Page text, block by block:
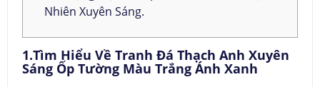
Nhiên Xuyên Sáng.
1.Tìm Hiểu Về Tranh Đá Thạch Anh Xuyên
Sáng Ốp Tường Màu Trắng Ánh Xanh